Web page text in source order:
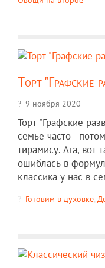
Торт "Графские
9 ноября 2020
Торт "Графские
семье часто -
тирамису. Ага, вот
ошиблась в
классика у нас в
Готовим в духовке,